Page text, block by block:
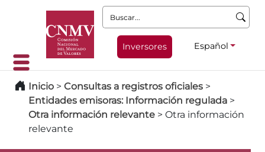
Buscar:
Inversores Español
Inicio > Consultas a registros oficiales >
Entidades emisoras: Información regulada >
Otra información relevante > Otra información
relevante